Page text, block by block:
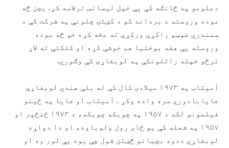
دعلومو په څانګه کې یې خپل لیسانس ترلاسه کړ. بچن څه
موده وروسته د برداند کو د کښتۍ چلونې په شرکت کې د
سمندري غوټو راکړې ورکړې ته مخه کړه خو څه موده
وروسته یې هغه بوختیا هم خوشې کړه او کلکتې ته لاړ
ترڅو خپله راتلونکې په لوبغاړۍ کې وګوري.
آمیتاب په ۱۹۷۳ میلادی کال کې له بلې هندي لوبغاړې
جایابادوري سره واده وکړ . آمیتاب او جایا په ځینو
فیلمونو لکه د ۱۹۵۷ په چوبکه چوبکه، د ۱۹۷۳ ځنځیر او
۱۹۵۷ په شعله کې یو ځای رول ولوباوه، او دا دواړه
لوبغاړي ددوه بچیانو څښتن شول چې یوه یې لور وه او